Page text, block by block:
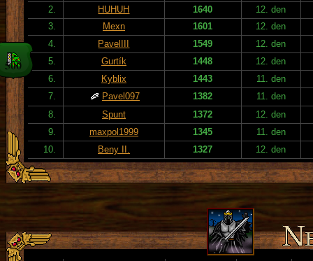
2.
HUHUH 1640
12. den
3.
Mexn 1601
12. den
4.
PavelIII 1549
12. den
5.
Gurtík 1448
12. den
6.
Kyblix 1443
11. den
7.
Pavel097 1382
11. den
8.
Spunt 1372
12. den
9.
maxpol1999 1345
11. den
10.
Beny II. 1327 12. den